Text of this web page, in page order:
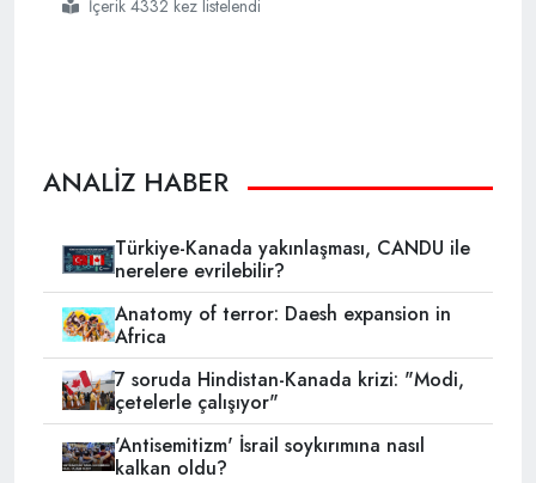
#subhi tufeyli
#iran
#hizbullah
İçerik 4332 kez listelendi
ANALİZ HABER
Türkiye-Kanada yakınlaşması, CANDU ile
nerelere evrilebilir?
Anatomy of terror: Daesh expansion in
Africa
7 soruda Hindistan-Kanada krizi: "Modi,
çetelerle çalışıyor"
'Antisemitizm' İsrail soykırımına nasıl
kalkan oldu?